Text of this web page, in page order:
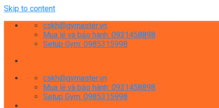
Skip to content
cskh@gymaster.vn
Mua lẻ và bảo hành: 0931458898
Setup Gym: 0985315998
cskh@gymaster.vn
Mua lẻ và bảo hành: 0931458898
Setup Gym: 0985315998